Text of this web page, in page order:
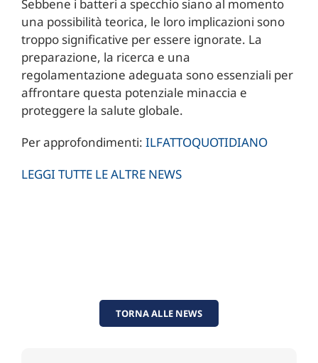
Sebbene i batteri a specchio siano al momento
una possibilità teorica, le loro implicazioni sono
troppo significative per essere ignorate. La
preparazione, la ricerca e una
regolamentazione adeguata sono essenziali per
affrontare questa potenziale minaccia e
proteggere la salute globale.
Per approfondimenti: ILFATTOQUOTIDIANO
LEGGI TUTTE LE ALTRE NEWS
TORNA ALLE NEWS